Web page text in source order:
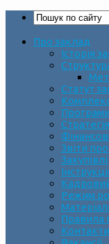
Про заклад
Історія
Статут
Програми
Звіти
Закупівлі
Режим
Правила
Контакти